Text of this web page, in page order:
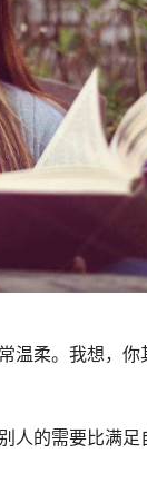
温柔。我想，
人的需要比满